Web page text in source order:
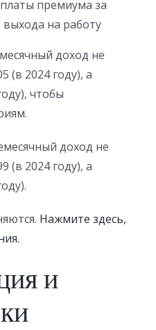
премиума за
на работу
доход не
(в 2024 году), а
чтобы
доход не
(в 2024 году), а
Нажмите здесь,
и